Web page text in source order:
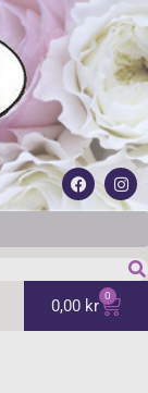
0,00 kr 0